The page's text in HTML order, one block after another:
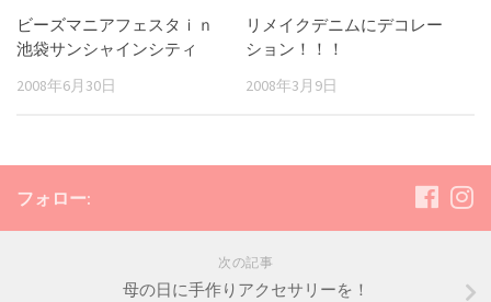
ビーズマニアフェスタｉｎ
池袋サンシャインシティ
2008年6月30日
リメイクデニムにデコレー
ション！！！
2008年3月9日
フォロー:
次の記事
母の日に手作りアクセサリーを！